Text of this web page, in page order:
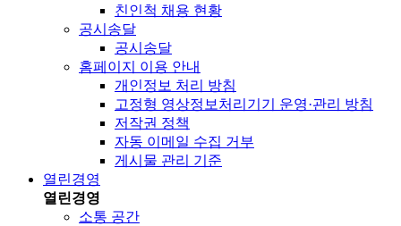
친인척 채용 현황
공시송달
공시송달
홈페이지 이용 안내
개인정보 처리 방침
고정형 영상정보처리기기 운영·관리 방침
저작권 정책
자동 이메일 수집 거부
게시물 관리 기준
열린경영
열린경영
소통 공간